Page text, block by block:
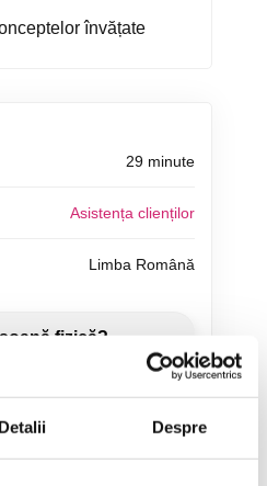
Detalii Despre
învățate
29 minute
Asistența clienților
Limba Română
ZILE GRATUIT